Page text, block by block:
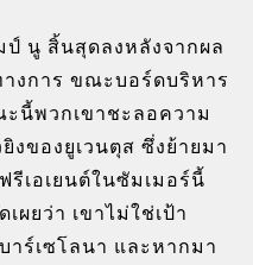
นู สิ้นสุดลงหลังจากผล
างการ ขณะบอร์ดบริหาร
นี้พวกเขาชะลอความ
งของยูเวนตุส ซึ่งย้ายมา
รีเอเยนต์ในซัมเมอร์นี้
ผยว่า เขาไม่ใช่เป้า
ร์เซโลนา และหากมา